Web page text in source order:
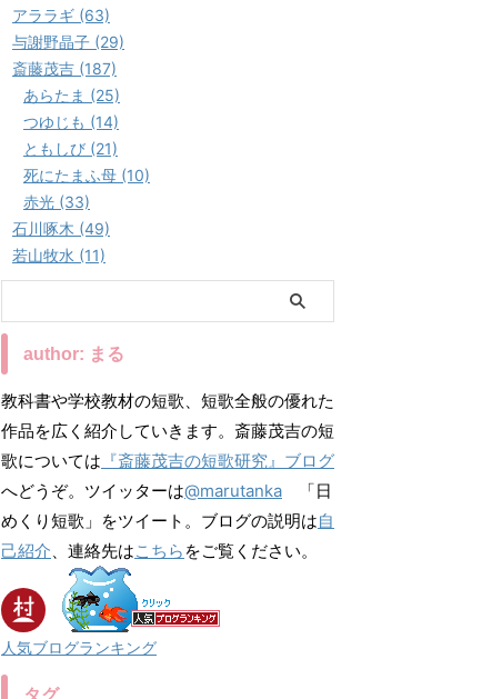
アララギ (63)
与謝野晶子 (29)
斎藤茂吉 (187)
あらたま (25)
つゆじも (14)
ともしび (21)
死にたまふ母 (10)
赤光 (33)
石川啄木 (49)
若山牧水 (11)
author: まる
教科書や学校教材の短歌、短歌全般の優れた
作品を広く紹介していきます。斎藤茂吉の短
歌については 『斎藤茂吉の短歌研究』ブログ
へどうぞ。ツイッターは@marutanka 「日
めくり短歌」をツイート。ブログの説明は自
己紹介、連絡先はこちら をご覧ください。
人気ブログランキング
タグ